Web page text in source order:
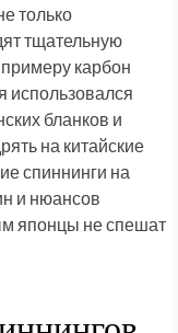
только
тщательную
карбон
использовался
бланков и
на китайские
спиннинги на
и нюансов
японцы не спешат